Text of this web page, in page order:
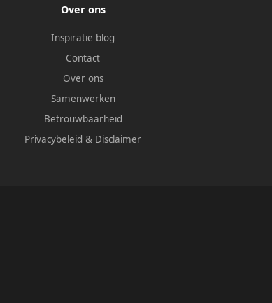
Over ons
Inspiratie blog
Contact
Over ons
Samenwerken
Betrouwbaarheid
Privacybeleid & Disclaimer